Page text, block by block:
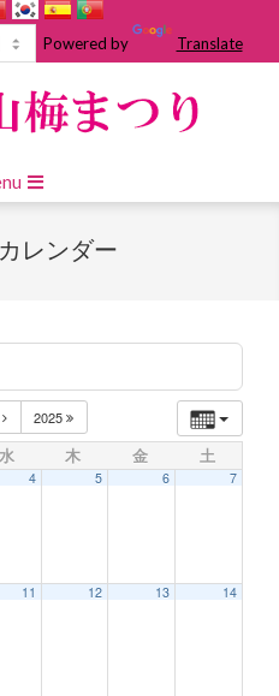
Powered by Translate
レンダー
2025
水 木 金 土
4 5 6 7
11 12 13 14